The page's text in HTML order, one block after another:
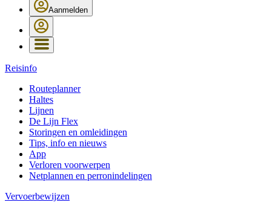
Aanmelden
Reisinfo
Routeplanner
Haltes
Lijnen
De Lijn Flex
Storingen en omleidingen
Tips, info en nieuws
App
Verloren voorwerpen
Netplannen en perronindelingen
Vervoerbewijzen